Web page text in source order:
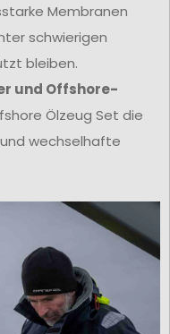
Membranen
schwierigen
bleiben.
und Offshore-
Ölzeug Set die
wechselhafte